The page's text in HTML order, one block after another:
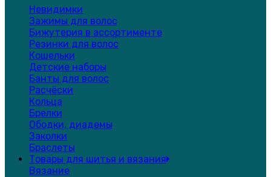
Невидимки
Зажимы для волос
Бижутерия в ассортименте
Резинки для волос
Кошельки
Детские наборы
Банты для волос
Расчёски
Кольца
Брелки
Ободки, диадемы
Заколки
Браслеты
Товары для шитья и вязания
Вязание